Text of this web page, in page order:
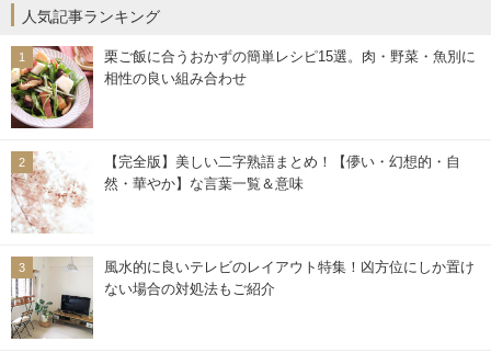
人気記事ランキング
栗ご飯に合うおかずの簡単レシピ15選。肉・野菜・魚別に
相性の良い組み合わせ
【完全版】美しい二字熟語まとめ！【儚い・幻想的・自
然・華やか】な言葉一覧＆意味
風水的に良いテレビのレイアウト特集！凶方位にしか置け
ない場合の対処法もご紹介